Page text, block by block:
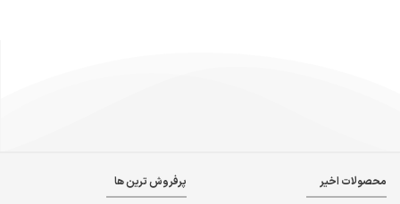
محصولات اخیر پرفروش ترین ها